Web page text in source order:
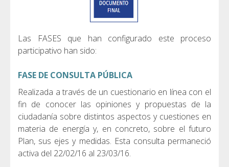
Las FASES que han configurado este proceso
participativo han sido:
FASE DE CONSULTA PÚBLICA
Realizada a través de un cuestionario en línea con el
fin de conocer las opiniones y propuestas de la
ciudadanía sobre distintos aspectos y cuestiones en
materia de energía y, en concreto, sobre el futuro
Plan, sus ejes y medidas. Esta consulta permaneció
activa del 22/02/16 al 23/03/16.